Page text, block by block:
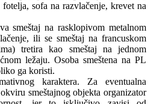
sofa na razvlačenje, krevet na
smeštaj na rasklopivom metalnom
ili se smeštaj na francuskom
tretira kao smeštaj na jednom
ležaju. Osoba smeštena na PL
ga koristi.
karaktera. Za eventualna
smeštajnog objekta organizator